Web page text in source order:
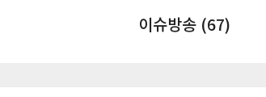
이슈방송 (67)